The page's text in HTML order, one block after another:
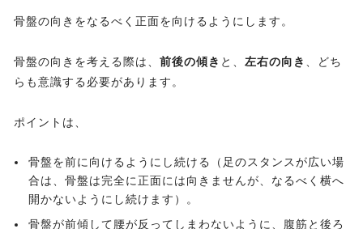
骨盤の向きをなるべく正面を向けるようにします。
骨盤の向きを考える際は、 前後の傾き と、 左右の向き
、どち
らも意識する必要があります。
ポイントは、
骨盤を前に向けるようにし続ける（足のスタンスが広い場
合は、骨盤は完全に正面には向きませんが、なるべく横へ
開かないようにし続けます）。
骨盤が前傾して腰が反ってしまわないように、腹筋と後ろ